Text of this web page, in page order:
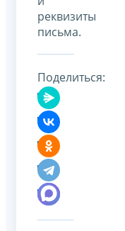
реквизиты
письма.
Поделиться: